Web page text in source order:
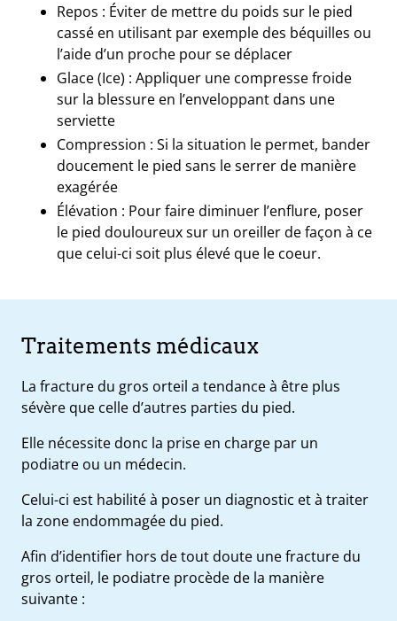
Repos : Éviter de mettre du poids sur le pied
cassé en utilisant par exemple des béquilles ou
l’aide d’un proche pour se déplacer
Glace (Ice) : Appliquer une compresse froide
sur la blessure en l’enveloppant dans une
serviette
Compression : Si la situation le permet, bander
doucement le pied sans le serrer de manière
exagérée
Élévation : Pour faire diminuer l’enflure, poser
le pied douloureux sur un oreiller de façon à ce
que celui-ci soit plus élevé que le coeur.
Traitements médicaux
La fracture du gros orteil a tendance à être plus
sévère que celle d’autres parties du pied.
Elle nécessite donc la prise en charge par un
podiatre ou un médecin.
Celui-ci est habilité à poser un diagnostic et à traiter
la zone endommagée du pied.
Afin d’identifier hors de tout doute une fracture du
gros orteil, le podiatre procède de la manière
suivante :